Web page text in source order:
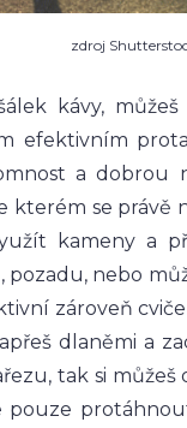
zdroj
kávy,
efektivním
a dobrou
kterém se právě
kameny a
pozadu, nebo
zároveň
dlaněmi a
tak si můžeš